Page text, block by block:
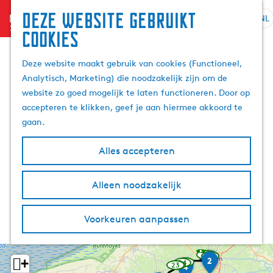
Deze website gebruikt
cookies
Deze website maakt gebruik van cookies (Functioneel,
Analytisch, Marketing) die noodzakelijk zijn om de
website zo goed mogelijk te laten functioneren. Door op
accepteren te klikken, geef je aan hiermee akkoord te
gaan.
Alles accepteren
Alleen noodzakelijk
Voorkeuren aanpassen
menu
G
a
n
a
a
r
e
o
e
e
e
S
i
d
NL
F
i
01
D
o
1
K
e
2
1
1
3
w
a
30
E
4w
25
w
24
w
80
w
23
+